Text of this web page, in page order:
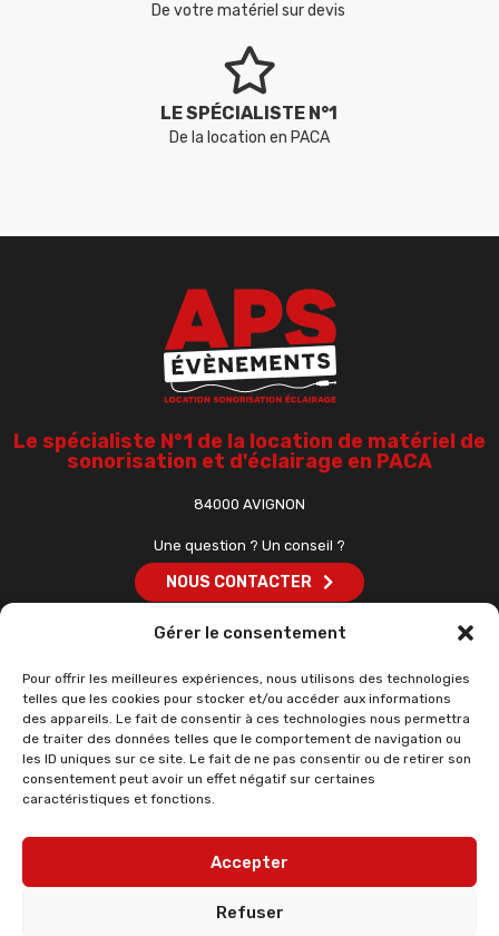
Gérer le consentement
Pour offrir les meilleures expériences, nous utilisons des technologies
telles que les cookies pour stocker et/ou accéder aux informations
des appareils. Le fait de consentir à ces technologies nous permettra
de traiter des données telles que le comportement de navigation ou
les ID uniques sur ce site. Le fait de ne pas consentir ou de retirer son
consentement peut avoir un effet négatif sur certaines
caractéristiques et fonctions.
Accepter
Refuser
De votre matériel sur devis
LE SPÉCIALISTE N°1
De la location en PACA
Le spécialiste N°1 de la location de matériel de
sonorisation et d'éclairage en PACA
84000 AVIGNON
Une question ? Un conseil ?
NOUS CONTACTER
LES PACKS•SONORISATION•LUMIÈRES ET EFFETS•MATÉRIEL
DJ •ACCESSOIRES•PRESTATIONS DJ
Testez notre outil de création de devis
DEVIS PERSONNALISÉ AVEC PRESTATION